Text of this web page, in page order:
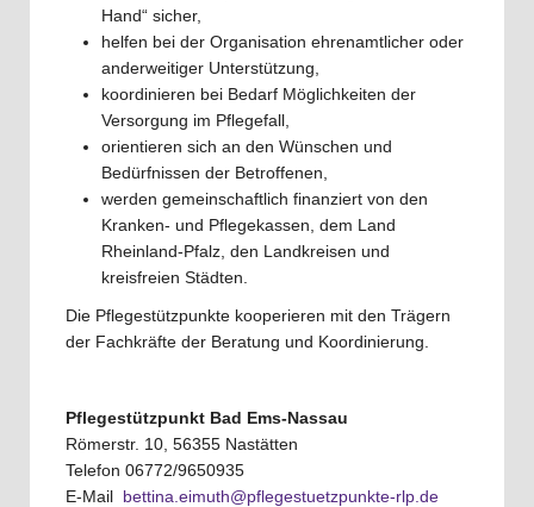
Hand“ sicher,
helfen bei der Organisation ehrenamtlicher oder
anderweitiger Unterstützung,
koordinieren bei Bedarf Möglichkeiten der
Versorgung im Pflegefall,
orientieren sich an den Wünschen und
Bedürfnissen der Betroffenen,
werden gemeinschaftlich finanziert von den
Kranken- und Pflegekassen, dem Land
Rheinland-Pfalz, den Landkreisen und
kreisfreien Städten.
Die Pflegestützpunkte kooperieren mit den Trägern
der Fachkräfte der Beratung und Koordinierung.
Pflegestützpunkt Bad Ems-Nassau
Römerstr. 10, 56355 Nastätten
Telefon 06772/9650935
E-Mail bettina.eimuth@pflegestuetzpunkte-rlp.de